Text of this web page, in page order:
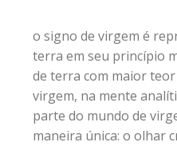
o signo de virgem é
terra em seu princípio
de terra com maior
virgem, na mente
parte do mundo de
maneira única: o olhar